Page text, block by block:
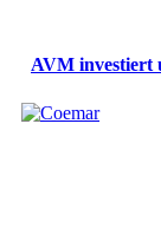
AVM investiert